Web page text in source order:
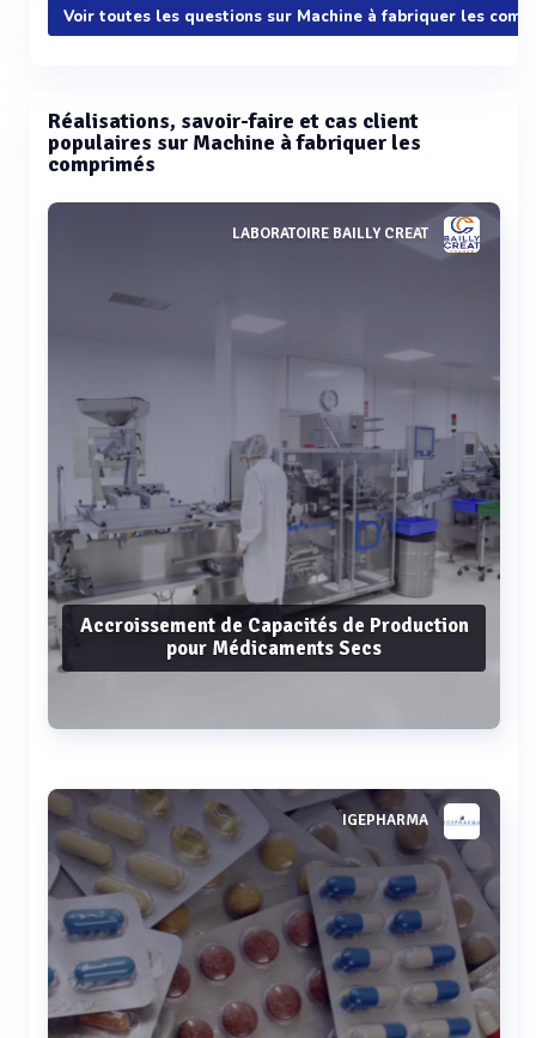
Voir toutes les questions sur Machine à fabriquer les
Réalisations, savoir-faire et cas client
populaires sur Machine à fabriquer les
comprimés
LABORATOIRE BAILLY CREAT
Accroissement de Capacités de Production
pour Médicaments Secs
Voir plus IGEPHARMA